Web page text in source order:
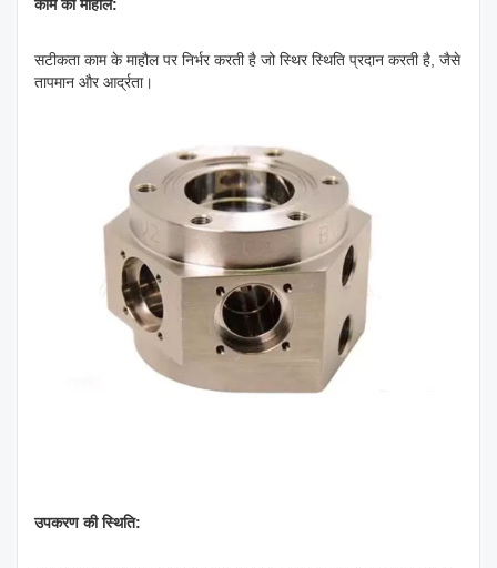
काम का माहौल:
सटीकता काम के माहौल पर निर्भर करती है जो स्थिर स्थिति प्रदान करती है, जैसे
तापमान और आर्द्रता।
उपकरण की स्थिति: